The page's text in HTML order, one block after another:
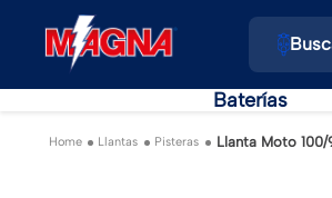
Baterías
Llantas Pisteras Llanta Moto